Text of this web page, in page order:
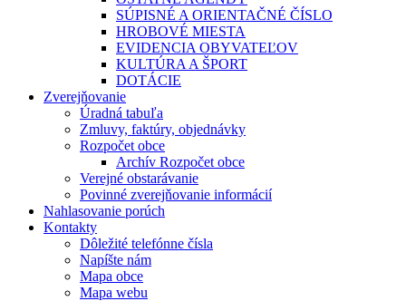
SÚPISNÉ A ORIENTAČNÉ ČÍSLO
HROBOVÉ MIESTA
EVIDENCIA OBYVATEĽOV
KULTÚRA A ŠPORT
DOTÁCIE
Zverejňovanie
Úradná tabuľa
Zmluvy, faktúry, objednávky
Rozpočet obce
Archív Rozpočet obce
Verejné obstarávanie
Povinné zverejňovanie informácií
Nahlasovanie porúch
Kontakty
Dôležité telefónne čísla
Napíšte nám
Mapa obce
Mapa webu